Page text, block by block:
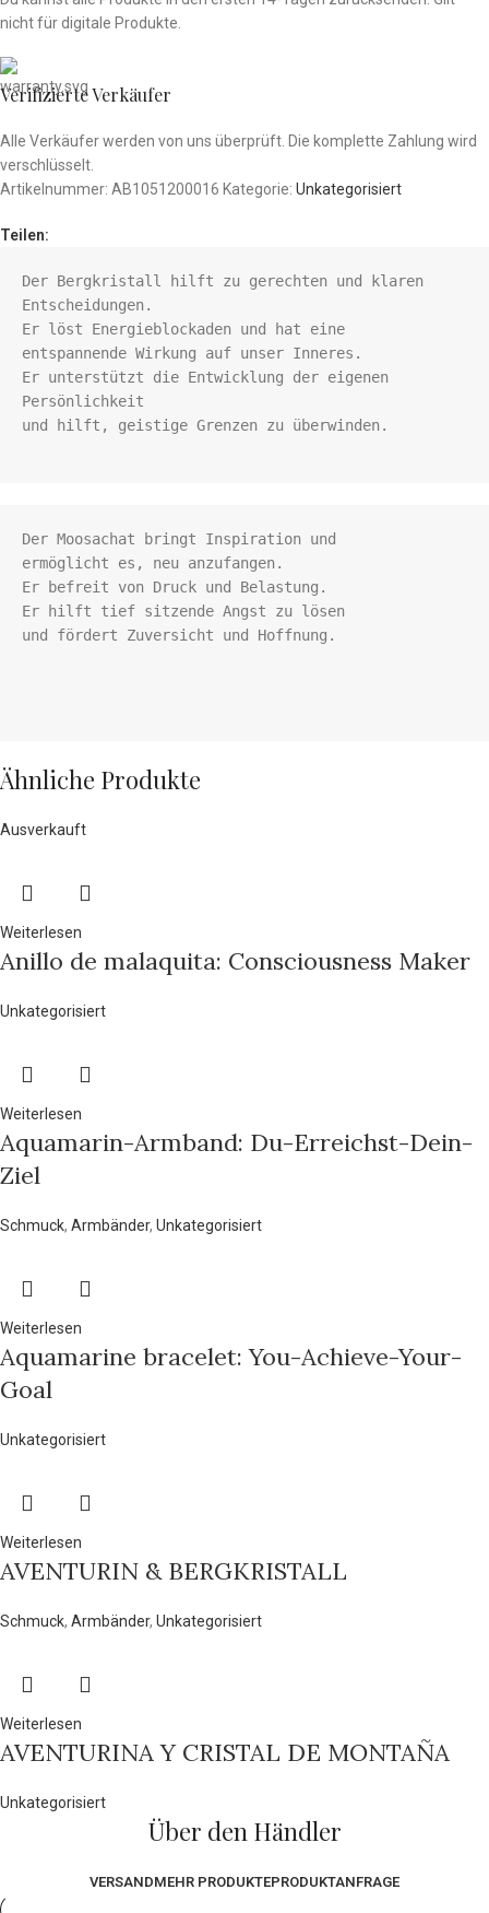
nicht für digitale Produkte.
Verifizierte Verkäufer
Alle Verkäufer werden von uns überprüft. Die komplette Zahlung wird
verschlüsselt.
Artikelnummer: AB1051200016 Kategorie: Unkategorisiert
Teilen:
Der Bergkristall hilft zu gerechten und klaren
Entscheidungen.
Er löst Energieblockaden und
hat eine
entspannende Wirkung auf unser Inneres.
Er unterstützt die Entwicklung der eigenen
Persönlichkeit
und hilft, geistige Grenzen zu überwinden.
Der Moosachat bringt Inspiration und
ermöglicht es, neu anzufangen.
Er befreit von Druck und Belastung.
Er hilft tief sitzende Angst zu lösen
und fördert Zuversicht und Hoffnung.
Ähnliche Produkte
Ausverkauft
Weiterlesen
Anillo de malaquita: Consciousness Maker
Unkategorisiert
Weiterlesen
Aquamarin-Armband: Du-Erreichst-Dein-
Ziel
Schmuck, Armbänder, Unkategorisiert
Weiterlesen
Aquamarine bracelet: You-Achieve-Your-
Goal
Unkategorisiert
Weiterlesen
AVENTURIN & BERGKRISTALL
Schmuck, Armbänder, Unkategorisiert
Weiterlesen
AVENTURINA Y CRISTAL DE MONTAÑA
Unkategorisiert
Über den Händler
VERSANDMEHR PRODUKTEPRODUKTANFRAGE